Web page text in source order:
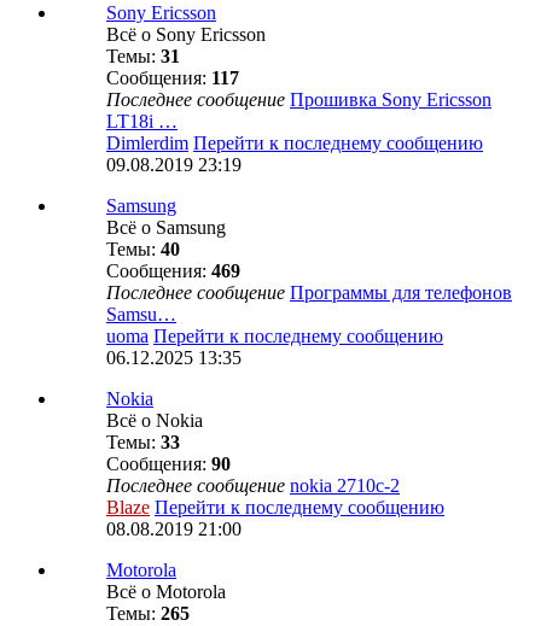
Sony Ericsson
Всё о Sony Ericsson
Темы: 31
Сообщения: 117
Последнее сообщение Прошивка Sony Ericsson
LT18i …
Dimlerdim Перейти к последнему сообщению
09.08.2019 23:19
Samsung
Всё о Samsung
Темы: 40
Сообщения: 469
Последнее сообщение Программы для телефонов
Samsu…
uoma Перейти к последнему сообщению
06.12.2025 13:35
Nokia
Всё о Nokia
Темы: 33
Сообщения: 90
Последнее сообщение nokia 2710c-2
Blaze Перейти к последнему сообщению
08.08.2019 21:00
Motorola
Всё о Motorola
Темы: 265